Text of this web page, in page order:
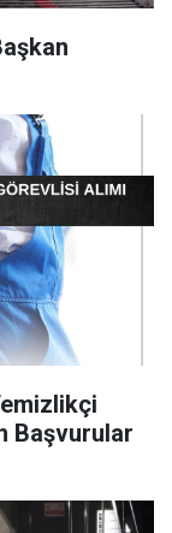
Başvurular